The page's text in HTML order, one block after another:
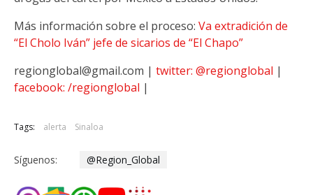
Más información sobre el proceso: Va extradición de
“El Cholo Iván” jefe de sicarios de “El Chapo”
regionglobal@gmail.com | twitter: @regionglobal |
facebook: /regionglobal |
Tags: alerta Sinaloa
Síguenos: @Region_Global